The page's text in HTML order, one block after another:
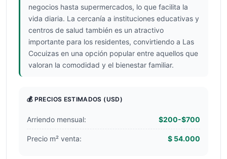
negocios hasta supermercados, lo que facilita la
vida diaria. La cercanía a instituciones educativas y
centros de salud también es un atractivo
importante para los residentes, convirtiendo a Las
Cocuizas en una opción popular entre aquellos que
valoran la comodidad y el bienestar familiar.
💰 PRECIOS ESTIMADOS (USD)
Arriendo mensual: $200-$700
Precio m² venta: $ 54.000